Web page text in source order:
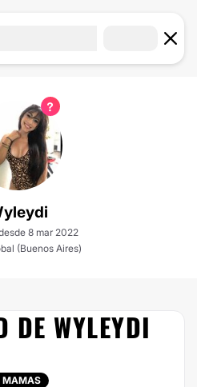
8 mar 2022
(Buenos Aires)
DE WYLEYDI
MAMAS